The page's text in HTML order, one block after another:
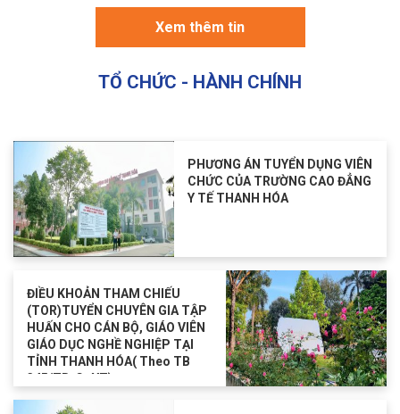
Xem thêm tin
TỔ CHỨC - HÀNH CHÍNH
PHƯƠNG ÁN TUYỂN DỤNG VIÊN
CHỨC CỦA TRƯỜNG CAO ĐẲNG
Y TẾ THANH HÓA
ĐIỀU KHOẢN THAM CHIẾU
(TOR)TUYỂN CHUYÊN GIA TẬP
HUẤN CHO CÁN BỘ, GIÁO VIÊN
GIÁO DỤC NGHỀ NGHIỆP TẠI
TỈNH THANH HÓA( Theo TB
345/TB-CĐYT)